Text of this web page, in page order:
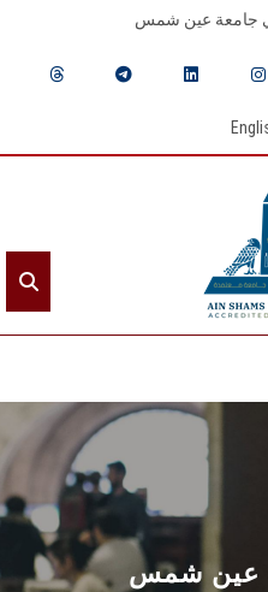
جامعة عين شمس
الرئيسيـة
عن الجامعة
القطاعـات عين شمس